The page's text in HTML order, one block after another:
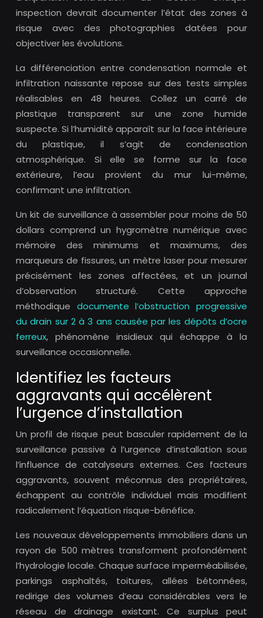
inspection devrait documenter l’état des zones à
risque avec des photographies datées pour
objectiver les évolutions.
La différenciation entre condensation normale et
infiltration naissante repose sur des tests simples
réalisables en 48 heures. Collez un carré de
plastique transparent sur une zone humide
suspecte. Si l’humidité apparaît sur la face intérieure
du plastique, il s’agit de condensation
atmosphérique. Si elle se forme sur la face
extérieure, l’eau provient du mur lui-même,
confirmant une infiltration.
Un kit de surveillance à assembler pour moins de 50
dollars comprend un hygromètre numérique avec
mémoire des minimums et maximums, des
marqueurs de fissures, un mètre laser pour mesurer
précisément les zones affectées, et un journal
d’observation structuré. Cette approche
méthodique documente l’obstruction progressive
du drain sur 2 à 3 ans causée par les dépôts d’ocre
ferreux, phénomène insidieux qui échappe à la
surveillance occasionnelle.
Identifiez les facteurs
aggravants qui accélèrent
l’urgence d’installation
Un profil de risque peut basculer rapidement de la
surveillance passive à l’urgence d’installation sous
l’influence de catalyseurs externes. Ces facteurs
aggravants, souvent méconnus des propriétaires,
échappent au contrôle individuel mais modifient
radicalement l’équation risque-bénéfice.
Les nouveaux développements immobiliers dans un
rayon de 500 mètres transforment profondément
l’hydrologie locale. Chaque surface imperméabilisée,
parkings asphaltés, toitures, allées bétonnées,
redirige des volumes d’eau considérables vers le
réseau de drainage existant. Ce surplus peut